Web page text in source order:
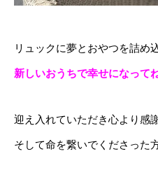
リュックに夢とおやつを詰め
新しいおうちで幸せになって
迎え入れていただき心より感
そして命を繋いでくださった